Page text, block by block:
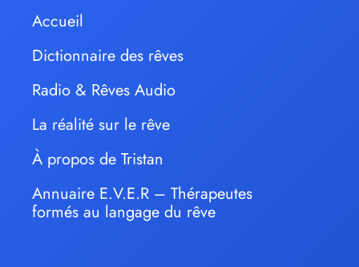
Accueil
Dictionnaire des rêves
Radio & Rêves Audio
La réalité sur le rêve
À propos de Tristan
Annuaire E.V.E.R – Thérapeutes
formés au langage du rêve